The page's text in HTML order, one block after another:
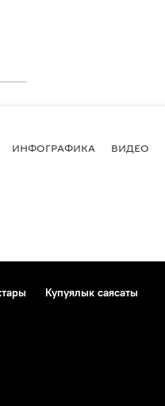
ИНФОГРАФИКА ВИДЕО
Купуялык саясаты